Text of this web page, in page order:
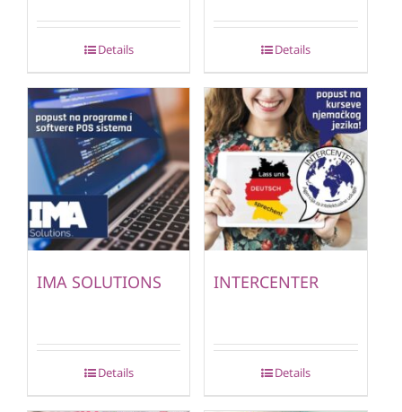
Details Details
IMA SOLUTIONS
Details
INTERCENTER
Details